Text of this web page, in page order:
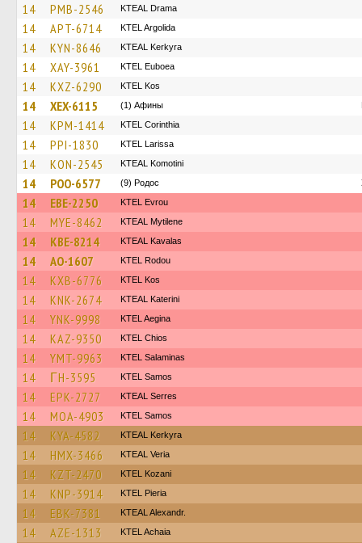
14 PMB-2546 KTEAL Drama
14 APT-6714 KTEL Argolida
14 KYN-8646 KTEAL Kerkyra
14 XAY-3961 ΚΤΕL Euboea
14 KXZ-6290 KTEL Kos
14 XEX-6115 (1) Афины
14 KPM-1414 KTEL Corinthia
14 PPI-1830 KTEL Larissa
14 KON-2545 KTEAL Komotini
14 POO-6577 (9) Родос
14 EBE-2250 KTEL Evrou
14 MYE-8462 KTEAL Mytilene
14 KBE-8214 KTEAL Kavalas
14 AO-1607 ΚΤΕL Rodou
14 KXB-6776 KTEL Kos
14 KNK-2674 KTEAL Katerini
14 YNK-9998 KTEL Aegina
14 KAZ-9350 KTEL Chios
14 YMT-9963 KTEL Salaminas
14 ΓH-3595 KTEL Samos
14 EPK-2727 KTEAL Serres
14 MOA-4903 KTEL Samos
14 KYA-4582 KTEAL Kerkyra
14 HMX-3466 KTEAL Veria
14 KZT-2470 ΚΤΕL Kozani
14 KNP-3914 KTEL Pieria
14 EBK-7381 KTEAL Alexandr.
14 AZE-1313 KTEL Achaia